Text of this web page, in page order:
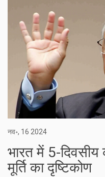
नव॰, 16 2024
भारत में 5-दिवसीय
मूर्ति का दृष्टिकोण